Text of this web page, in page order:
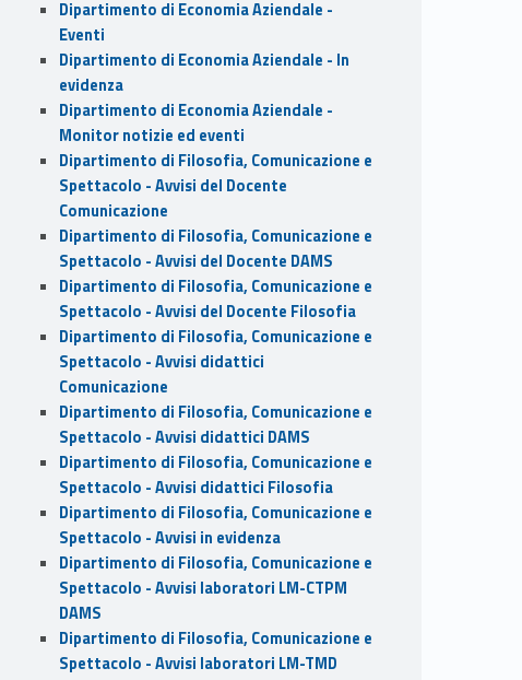
Dipartimento di Economia Aziendale -
Eventi
Dipartimento di Economia Aziendale - In
evidenza
Dipartimento di Economia Aziendale -
Monitor notizie ed eventi
Dipartimento di Filosofia, Comunicazione e
Spettacolo - Avvisi del Docente
Comunicazione
Dipartimento di Filosofia, Comunicazione e
Spettacolo - Avvisi del Docente DAMS
Dipartimento di Filosofia, Comunicazione e
Spettacolo - Avvisi del Docente Filosofia
Dipartimento di Filosofia, Comunicazione e
Spettacolo - Avvisi didattici
Comunicazione
Dipartimento di Filosofia, Comunicazione e
Spettacolo - Avvisi didattici DAMS
Dipartimento di Filosofia, Comunicazione e
Spettacolo - Avvisi didattici Filosofia
Dipartimento di Filosofia, Comunicazione e
Spettacolo - Avvisi in evidenza
Dipartimento di Filosofia, Comunicazione e
Spettacolo - Avvisi laboratori LM-CTPM
DAMS
Dipartimento di Filosofia, Comunicazione e
Spettacolo - Avvisi laboratori LM-TMD